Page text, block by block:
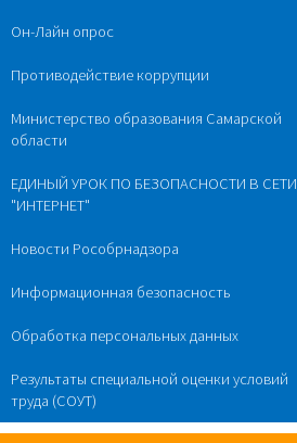
Он-Лайн опрос
Противодействие коррупции
Министерство образования Самарской
области
ЕДИНЫЙ УРОК ПО БЕЗОПАСНОСТИ В СЕТИ
"ИНТЕРНЕТ"
Новости Рособрнадзора
Информационная безопасность
Обработка персональных данных
Результаты специальной оценки условий
труда (СОУТ)